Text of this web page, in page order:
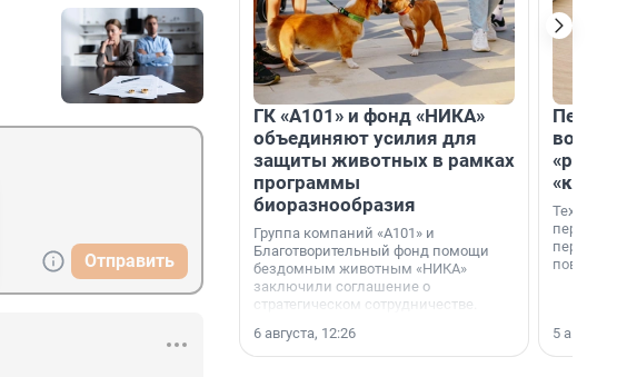
Отправить
ГК «А101» и фонд «НИКА»
объединяют усилия для
защиты животных в рамках
программы
биоразнообразия
Группа компаний «А101» и
Благотворительный фонд помощи
бездомным животным «НИКА»
заключили соглашение о
стратегическом сотрудничестве.
6 августа, 12:26
5